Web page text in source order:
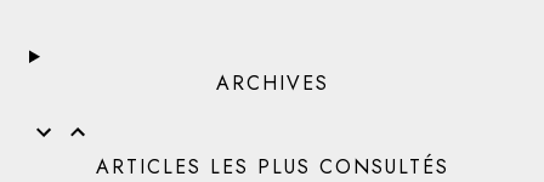
ARCHIVES
ARTICLES LES PLUS CONSULTÉS